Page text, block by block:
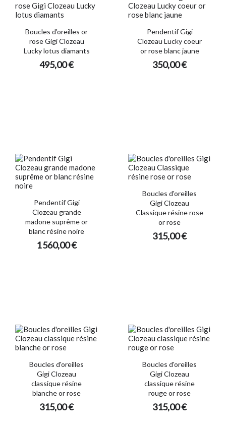
Boucles d'oreilles or
rose Gigi Clozeau
Lucky lotus diamants
495,00 €
Pendentif Gigi
Clozeau Lucky coeur
or rose blanc jaune
350,00 €
Pendentif Gigi
Clozeau grande
madone suprême or
blanc résine noire
1 560,00 €
Boucles d'oreilles
Gigi Clozeau
Classique résine rose
or rose
315,00 €
Boucles d'oreilles
Gigi Clozeau
classique résine
blanche or rose
315,00 €
Boucles d'oreilles
Gigi Clozeau
classique résine
rouge or rose
315,00 €